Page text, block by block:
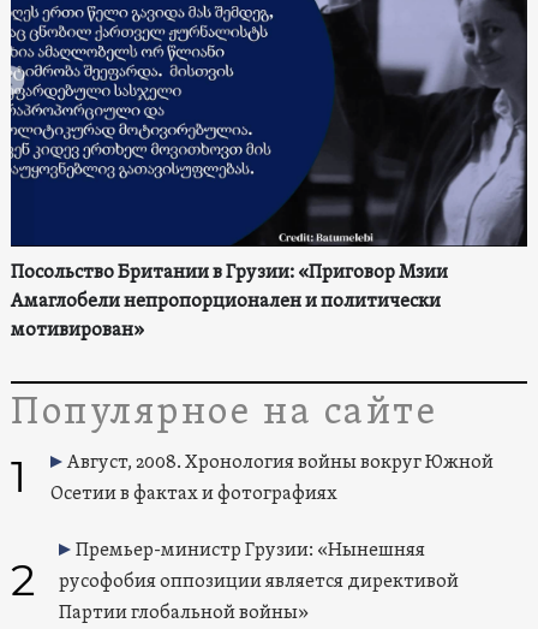
Посольство Британии в Грузии: «Приговор Мзии
Амаглобели непропорционален и политически
мотивирован»
Популярное на сайте
1
Август, 2008. Хронология войны вокруг Южной
Осетии в фактах и фотографиях
2
Премьер-министр Грузии: «Нынешняя
русофобия оппозиции является директивой
Партии глобальной войны»